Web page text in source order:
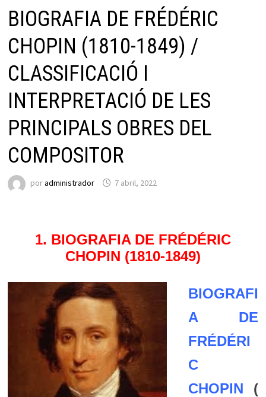
BIOGRAFIA DE FRÉDÉRIC
CHOPIN (1810-1849) /
CLASSIFICACIÓ I
INTERPRETACIÓ DE LES
PRINCIPALS OBRES DEL
COMPOSITOR
poradministrador 7 abril, 2022
1. BIOGRAFIA DE FRÉDÉRIC
CHOPIN (1810-1849)
BIOGRAFI
A DE
FRÉDÉRI
C
CHOPIN (